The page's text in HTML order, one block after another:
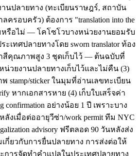
นปลายทาง (ทะเบียนราษฎร์, สถาบัน
ครอบครัว) ต้องการ "translation into the
มหรือไม่ — โคโซโวบางหน่วยงานยอมรับ
เทศปลายทางโดย sworn translator ท้อง
สีคุณภาพสูง 3 ชุดเก็บไว้ — ต้นฉบับที่
น่วยงานปลายทางเก็บไว้และไม่คืน (3)
stamp/sticker ในมุมที่อ่านเลขทะเบียน
หากเอกสารหาย (4) เก็บใบเสร็จค่า
confirmation อย่างน้อย 1 ปี เพราะบาง
งเมื่อต่ออายุวีซ่า/work permit ทีม NYC
advisory ฟรีตลอด 90 วันหลังส่ง
กี่ยวกับการยื่นปลายทาง การส่งต่อให้
การจัดทำคำแปลในประเทศปลายทาง